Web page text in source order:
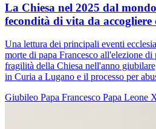
La Chiesa nel 2025 dal
fecondità di vita da accogliere
Una lettura dei principali eventi
morte di papa Francesco all'elezione
fragilità della Chiesa nell'anno
in Curia a Lugano e il processo per
Giubileo Papa Francesco Papa Leone